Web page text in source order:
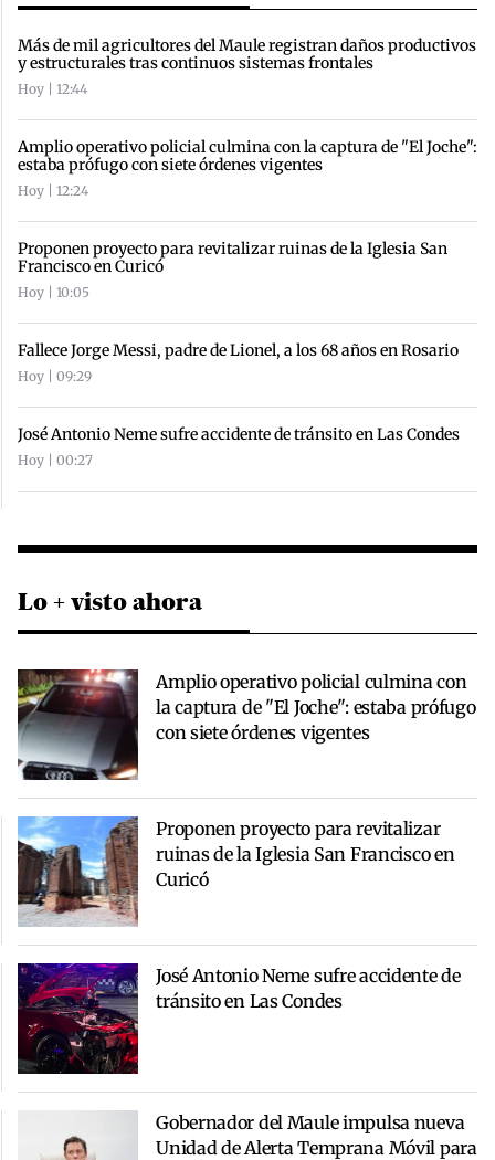
Más de mil agricultores del Maule registran daños productivos
y estructurales tras continuos sistemas frontales
Hoy | 12:44
Amplio operativo policial culmina con la captura de "El Joche":
estaba prófugo con siete órdenes vigentes
Hoy | 12:24
Proponen proyecto para revitalizar ruinas de la Iglesia San
Francisco en Curicó
Hoy | 10:05
Fallece Jorge Messi, padre de Lionel, a los 68 años en Rosario
Hoy | 09:29
José Antonio Neme sufre accidente de tránsito en Las Condes
Hoy | 00:27
Lo + visto ahora
Amplio operativo policial culmina con
la captura de "El Joche": estaba prófugo
con siete órdenes vigentes
Proponen proyecto para revitalizar
ruinas de la Iglesia San Francisco en
Curicó
José Antonio Neme sufre accidente de
tránsito en Las Condes
Gobernador del Maule impulsa nueva
Unidad de Alerta Temprana Móvil para